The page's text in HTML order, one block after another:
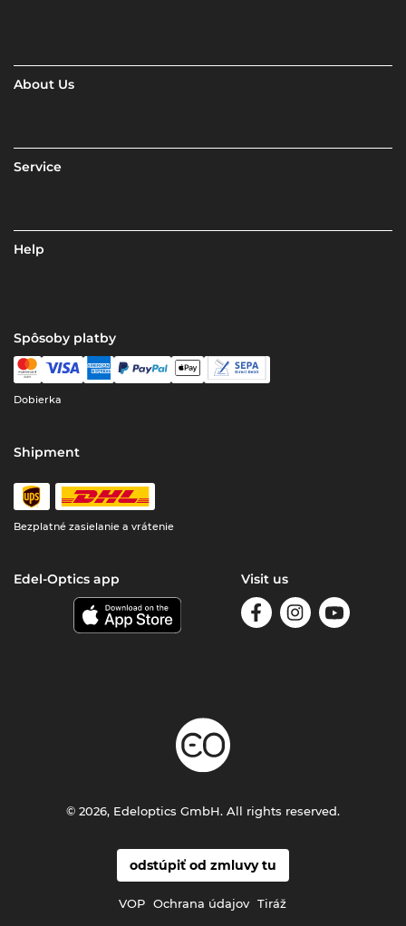
About Us
Service
Help
Spôsoby platby
Dobierka
Shipment
Bezplatné zasielanie a vrátenie
Edel-Optics app Visit us
odstúpiť od zmluvy tu
VOP Ochrana údajov Tiráž
© 2026, Edeloptics GmbH. All rights reserved.